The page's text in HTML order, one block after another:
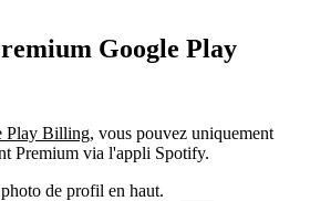
Google Play
Play Billing, vous pouvez uniquement
Premium via l'appli Spotify.
de profil en haut.